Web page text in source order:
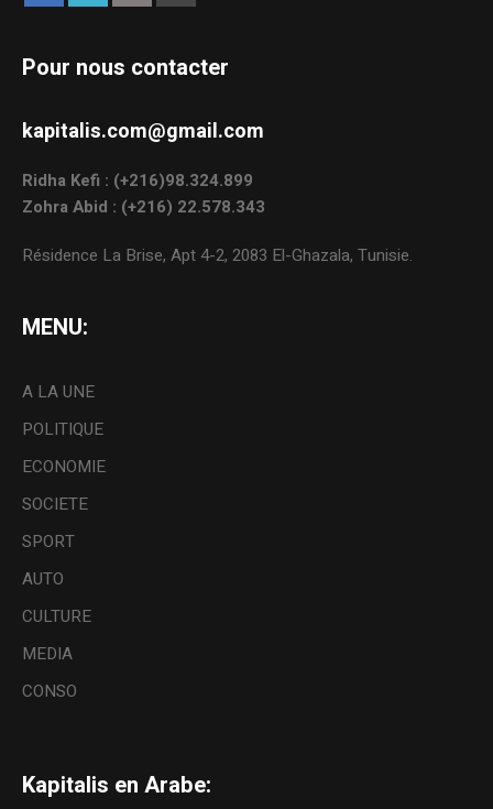
Pour nous contacter
kapitalis.com@gmail.com
Ridha Kefi : (+216)98.324.899
Zohra Abid : (+216) 22.578.343
Résidence La Brise, Apt 4-2, 2083 El-Ghazala, Tunisie.
MENU:
A LA UNE
POLITIQUE
ECONOMIE
SOCIETE
SPORT
AUTO
CULTURE
MEDIA
CONSO
Kapitalis en Arabe: